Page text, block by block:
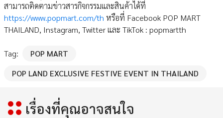
สามารถติดตามข่าวสารกิจกรรมและสินค้าได้ที่
https://www.popmart.com/th หรือที่ Facebook POP MART
THAILAND, Instagram, Twitter และ TikTok : popmartth
Tag:
POP MART
POP LAND EXCLUSIVE FESTIVE EVENT IN THAILAND
เรื่องที่คุณอาจสนใจ